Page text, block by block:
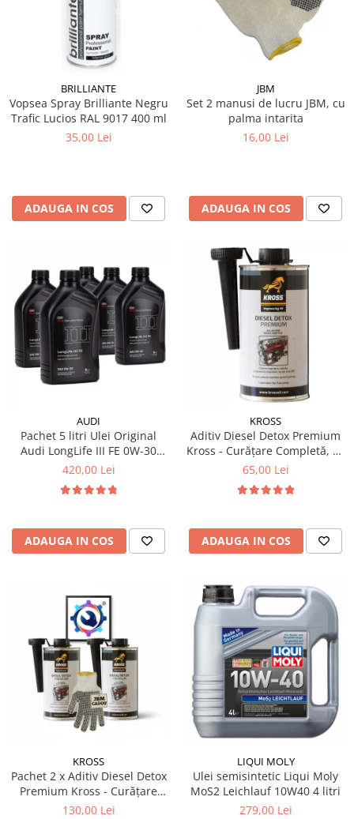
Aditivi Auto
Antigel
Lichid de Frana
Ulei Cutie de Viteze
Ulei Servodirectie
Vaselina si Lubrifianti Auto
BRILLIANTE
Vopsea Spray Brilliante Negru
Trafic Lucios RAL 9017 400 ml
35,00 Lei
ADAUGA IN COS
JBM
Set 2 manusi de lucru JBM, cu
palma intarita
16,00 Lei
ADAUGA IN COS
AUDI
Pachet 5 litri Ulei Original
Audi LongLife III FE 0W-30
GS55545D2 – Aprobări VW420,00 Lei
ADAUGA IN COS
KROSS
Aditiv Diesel Detox Premium
Kross - Curățare Completă, +5
Puncte Cetanic & Protecție
65,00 Lei
ADAUGA IN COS
KROSS
Pachet 2 x Aditiv Diesel Detox
Premium Kross - Curățare
Completă, +5 Puncte Cetanic
130,00 Lei
LIQUI MOLY
Ulei semisintetic Liqui Moly
MoS2 Leichlauf 10W40 4 litri
279,00 Lei